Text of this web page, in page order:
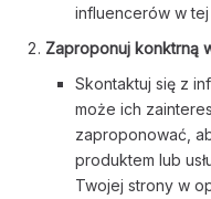
influencerów w
Zaproponuj konktrną
Skontaktuj się z
może ich
zaproponować,
produktem lub
Twojej strony w